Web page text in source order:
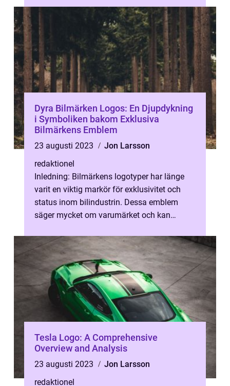
Dyra Bilmärken Logos: En Djupdykning
i Symboliken bakom Exklusiva
Bilmärkens Emblem
23 augusti 2023
Jon Larsson
redaktionel
Inledning: Bilmärkens logotyper har länge
varit en viktig markör för exklusivitet och
status inom bilindustrin. Dessa emblem
säger mycket om varumärket och kan
Tesla Logo: A Comprehensive
Overview and Analysis
23 augusti 2023
Jon Larsson
redaktionel